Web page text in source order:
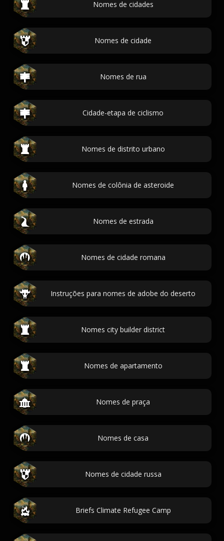
Nomes de cidades
Nomes de cidade
Nomes de rua
Cidade-etapa de ciclismo
Nomes de distrito urbano
Nomes de colônia de asteroide
Nomes de estrada
Nomes de cidade romana
Instruções para nomes de adobe do deserto
Nomes city builder district
Nomes de apartamento
Nomes de praça
Nomes de casa
Nomes de cidade russa
Briefs Climate Refugee Camp